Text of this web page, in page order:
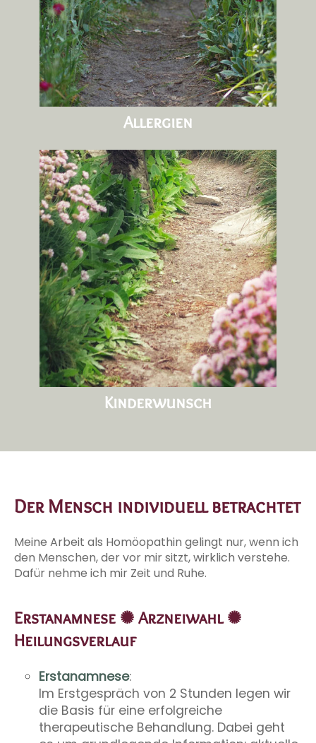
Allergien
Kinderwunsch
Der Mensch individuell betrachtet
Meine Arbeit als Homöopathin gelingt nur, wenn ich
den Menschen, der vor mir sitzt, wirklich verstehe.
Dafür nehme ich mir Zeit und Ruhe.
Erstanamnese ✺ Arzneiwahl ✺
Heilungsverlauf
Erstanamnese:
Im Erstgespräch von 2 Stunden legen wir
die Basis für eine erfolgreiche
therapeutische Behandlung. Dabei geht